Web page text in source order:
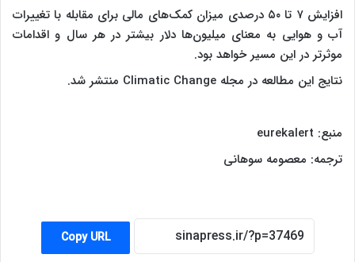
افزایش ۷ تا ۵۰ درصدی میزان کمک‌های مالی برای مقابله با تغییرات
آب و هوایی به معنای میلیون‌ها دلار بیشتر در هر سال و اقدامات
موثرتر در این مسیر خواهد بود.
نتایج این مطالعه در مجله Climatic Change منتشر شد.
منبع: eurekalert
ترجمه: معصومه سوهانی
Copy URL